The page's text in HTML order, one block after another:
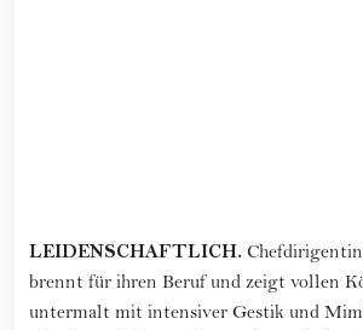
LEIDENSCHAFTLICH.
brennt für ihren Beruf und zeigt vollen
untermalt mit intensiver Gestik und